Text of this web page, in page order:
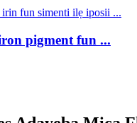
pigment fun ...